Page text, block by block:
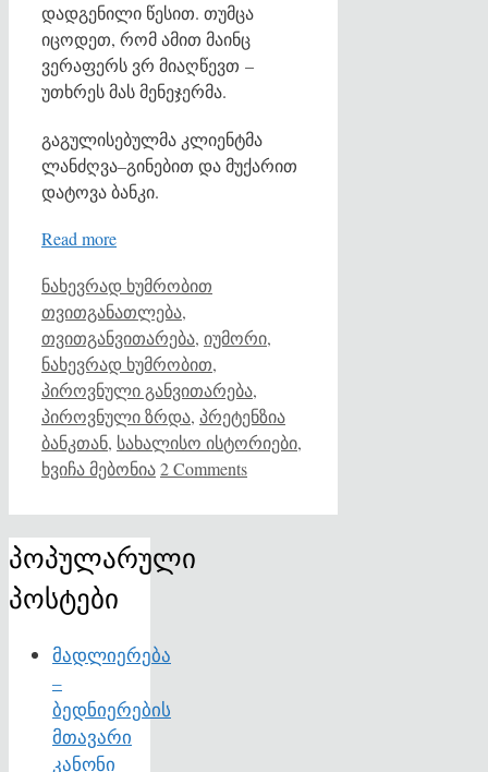
დადგენილი წესით. თუმცა
იცოდეთ, რომ ამით მაინც
ვერაფერს ვრ მიაღწევთ –
უთხრეს მას მენეჯერმა.
გაგულისებულმა კლიენტმა
ლანძღვა–გინებით და მუქარით
დატოვა ბანკი.
Read more
Categories
ნახევრად ხუმრობით
თვითგანათლება,
თვითგანვითარება, იუმორი,
ნახევრად ხუმრობით,
პიროვნული განვითარება,
პიროვნული ზრდა, პრეტენზია
ბანკთან, სახალისო ისტორიები,
ხვიჩა მებონია2 Comments
პოპულარული
პოსტები
მადლიერება
–
ბედნიერების
მთავარი
კანონი